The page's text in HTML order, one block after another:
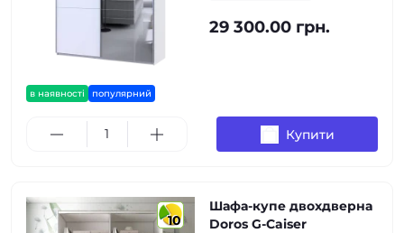
в наявності популярний
29 300.00 грн.
Купити
10
Шафа-купе двохдверна
Doros G-Caiser